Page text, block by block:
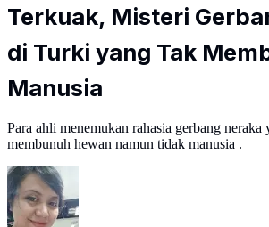
Terkuak, Misteri
di Turki yang Tak
Manusia
Para ahli menemukan rahasia gerbang neraka
membunuh hewan namun tidak manusia .